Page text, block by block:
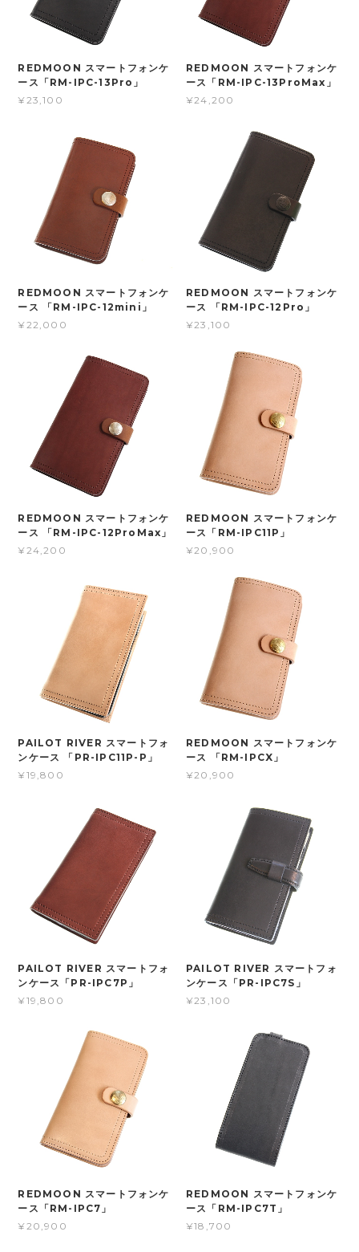
REDMOON スマートフォンケ
ース「RM-IPC-13Pro」
¥23,100
REDMOON スマートフォンケ
ース「RM-IPC-13ProMax」
¥24,200
REDMOON スマートフォンケ
ース 「RM-IPC-12mini」
¥22,000
REDMOON スマートフォンケ
ース 「RM-IPC-12Pro」
¥23,100
REDMOON スマートフォンケ
ース 「RM-IPC-12ProMax」
¥24,200
REDMOON スマートフォンケ
ース「RM-IPC11P」
¥20,900
PAILOT RIVER スマートフォ
ンケース 「PR-IPC11P-P」
¥19,800
REDMOON スマートフォンケ
ース 「RM-IPCX」
¥20,900
PAILOT RIVER スマートフォ
ンケース「PR-IPC7P」
¥19,800
PAILOT RIVER スマートフォ
ンケース「PR-IPC7S」
¥23,100
REDMOON スマートフォンケ
ース「RM-IPC7」
¥20,900
REDMOON スマートフォンケ
ース「RM-IPC7T」
¥18,700